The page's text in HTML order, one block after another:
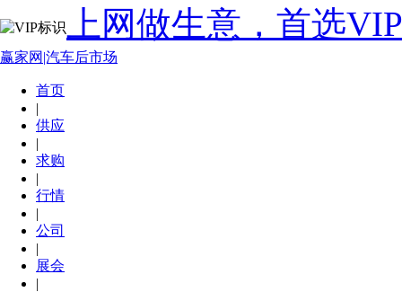
上网做生意，首选
赢家网|汽车后市场
首页
|
供应
|
求购
|
行情
|
公司
|
展会
|